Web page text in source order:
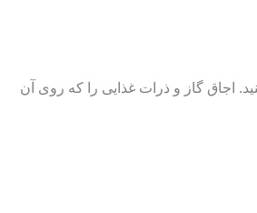
اجاق گاز و ذرات غذایی را که روی آن